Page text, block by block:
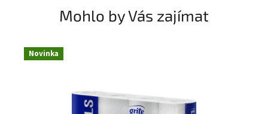
Mohlo by Vás zajímat
Novinka